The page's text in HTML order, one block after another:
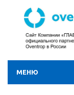
МЕНЮ